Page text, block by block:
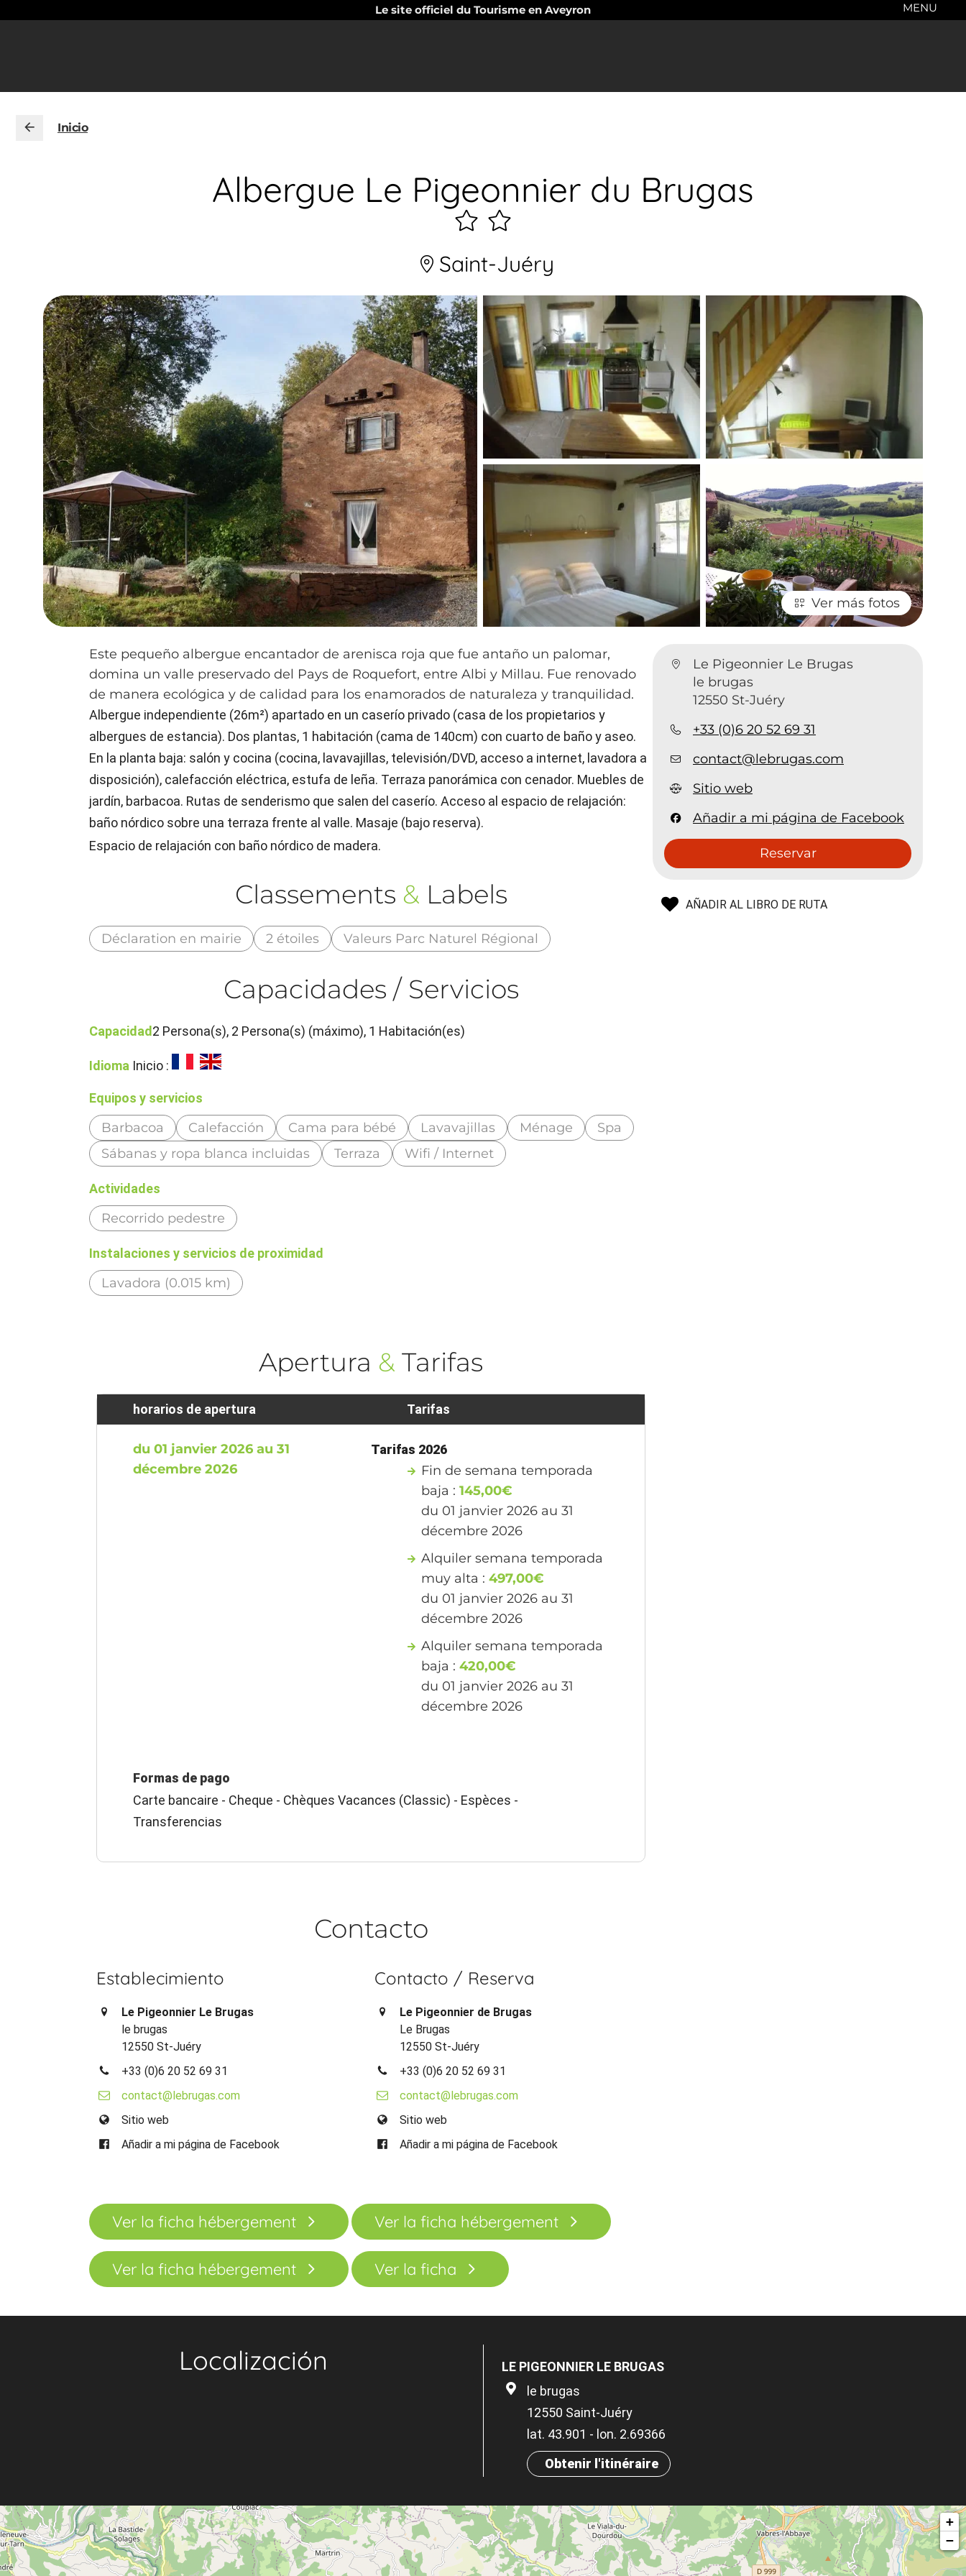
Le site officiel du Tourisme en Aveyron MENU
Inicio
Albergue Le Pigeonnier du Brugas
2
étoiles
Saint-Juéry
Ver más fotos
Le Pigeonnier Le Brugas
le brugas
12550 St-Juéry
+33 (0)6 20 52 69 31
contact@lebrugas.com
Sitio web
Añadir a mi página de Facebook
Reservar
AÑADIR AL LIBRO DE RUTA
Este pequeño albergue encantador de arenisca roja que fue antaño un palomar,
domina un valle preservado del Pays de Roquefort, entre Albi y Millau. Fue renovado
de manera ecológica y de calidad para los enamorados de naturaleza y tranquilidad.
Albergue independiente (26m²) apartado en un caserío privado (casa de los propietarios y
albergues de estancia). Dos plantas, 1 habitación (cama de 140cm) con cuarto de baño y aseo.
En la planta baja: salón y cocina (cocina, lavavajillas, televisión/DVD, acceso a internet, lavadora a
disposición), calefacción eléctrica, estufa de leña. Terraza panorámica con cenador. Muebles de
jardín, barbacoa. Rutas de senderismo que salen del caserío. Acceso al espacio de relajación:
baño nórdico sobre una terraza frente al valle. Masaje (bajo reserva).
Espacio de relajación con baño nórdico de madera.
Classements & Labels
Déclaration en mairie 2 étoiles Valeurs Parc Naturel Régional
Capacidades / Servicios
Capacidad2 Persona(s), 2 Persona(s) (máximo), 1 Habitación(es)
Idioma Inicio :
Equipos y servicios
Barbacoa Calefacción Cama para bébé Lavavajillas Ménage
Spa
Sábanas y ropa blanca incluidas
Terraza Wifi / Internet
Actividades
Recorrido pedestre
Instalaciones y servicios de proximidad
Lavadora (0.015 km)
Apertura & Tarifas
horarios de apertura
du 01 janvier 2026 au 31
décembre 2026
Tarifas
Tarifas 2026
Fin de semana temporada
baja :145,00€
du 01 janvier 2026 au 31
décembre 2026
Alquiler semana temporada
muy alta :497,00€
du 01 janvier 2026 au 31
décembre 2026
Alquiler semana temporada
baja :420,00€
du 01 janvier 2026 au 31
décembre 2026
Formas de pago
Carte bancaire - Cheque - Chèques Vacances (Classic) - Espèces -
Transferencias
Contacto
Establecimiento
Le Pigeonnier Le Brugas
le brugas
12550 St-Juéry
+33 (0)6 20 52 69 31
contact@lebrugas.com
Sitio web
Añadir a mi página de Facebook
Contacto / Reserva
Le Pigeonnier de Brugas
Le Brugas
12550 St-Juéry
+33 (0)6 20 52 69 31
contact@lebrugas.com
Sitio web
Añadir a mi página de Facebook
Ver la ficha hébergement Ver la ficha hébergement
Ver la ficha hébergement Ver la ficha
Localización
LE PIGEONNIER LE BRUGAS
le brugas
12550 Saint-Juéry
lat. 43.901 - lon. 2.69366
Obtenir l'itinéraire
+
−